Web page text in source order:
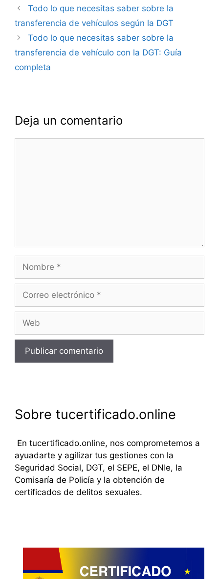
Navegación
de
Todo lo que necesitas saber sobre la
transferencia de vehículos según la DGT
Todo lo que necesitas saber sobre la
transferencia de vehículo con la DGT: Guía
completa
Deja un comentario
Nombre
Correo
Web
Sobre tucertificado.online
En tucertificado.online, nos comprometemos a
ayuadarte y agilizar tus gestiones con la
Seguridad Social, DGT, el SEPE, el DNIe, la
Comisaría de Policía y la obtención de
certificados de delitos sexuales.